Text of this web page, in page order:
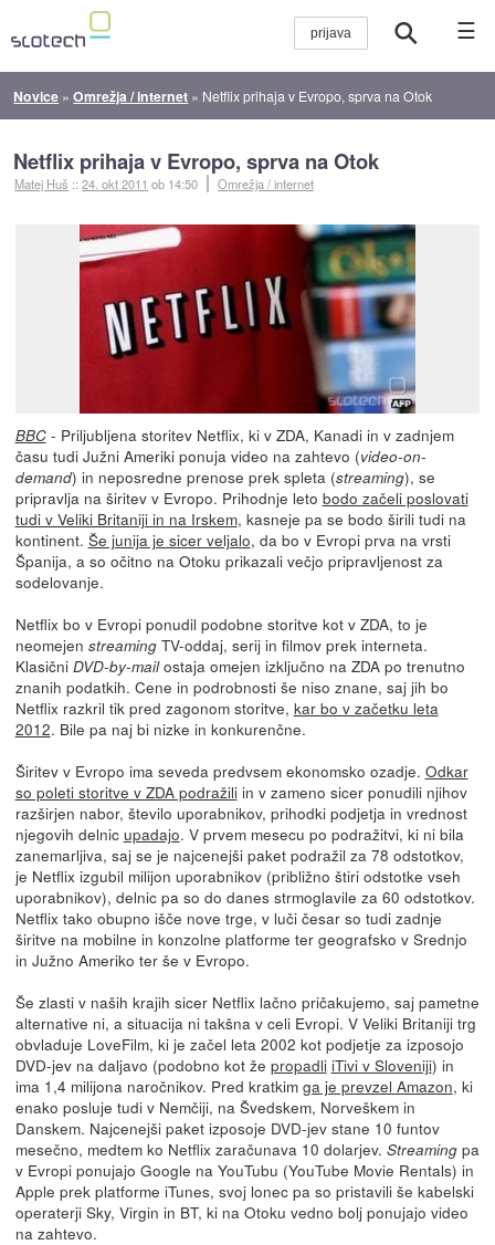
☰
Novice »Omrežja / internet » Netflix prihaja v Evropo, sprva na Otok
Netflix prihaja v Evropo, sprva na Otok
Matej Huš ::24. okt 2011 ob 14:50 Omrežja / internet
BBC- Priljubljena storitev Netflix, ki v ZDA, Kanadi in v zadnjem
času tudi Južni Ameriki ponuja video na zahtevo (video-on-
demand) in neposredne prenose prek spleta (streaming), se
pripravlja na širitev v Evropo. Prihodnje leto bodo začeli poslovati
tudi v Veliki Britaniji in na Irskem, kasneje pa se bodo širili tudi na
kontinent. Še junija je sicer veljalo, da bo v Evropi prva na vrsti
Španija, a so očitno na Otoku prikazali večjo pripravljenost za
sodelovanje.
Netflix bo v Evropi ponudil podobne storitve kot v ZDA, to je
neomejen streamingTV-oddaj, serij in filmov prek interneta.
Klasični DVD-by-mailostaja omejen izključno na ZDA po trenutno
znanih podatkih. Cene in podrobnosti še niso znane, saj jih bo
Netflix razkril tik pred zagonom storitve, kar bo v začetku leta
2012. Bile pa naj bi nizke in konkurenčne.
Širitev v Evropo ima seveda predvsem ekonomsko ozadje. Odkar
so poleti storitve v ZDA podražiliin v zameno sicer ponudili njihov
razširjen nabor, število uporabnikov, prihodki podjetja in vrednost
njegovih delnic upadajo. V prvem mesecu po podražitvi, ki ni bila
zanemarljiva, saj se je najcenejši paket podražil za 78 odstotkov,
je Netflix izgubil milijon uporabnikov (približno štiri odstotke vseh
uporabnikov), delnic pa so do danes strmoglavile za 60 odstotkov.
Netflix tako obupno išče nove trge, v luči česar so tudi zadnje
širitve na mobilne in konzolne platforme ter geografsko v Srednjo
in Južno Ameriko ter še v Evropo.
Še zlasti v naših krajih sicer Netflix lačno pričakujemo, saj pametne
alternative ni, a situacija ni takšna v celi Evropi. V Veliki Britaniji trg
obvladuje LoveFilm, ki je začel leta 2002 kot podjetje za izposojo
DVD-jev na daljavo (podobno kot že propadli iTivi v Sloveniji) in
ima 1,4 milijona naročnikov. Pred kratkim ga je prevzel Amazon, ki
enako posluje tudi v Nemčiji, na Švedskem, Norveškem in
Danskem. Najcenejši paket izposoje DVD-jev stane 10 funtov
mesečno, medtem ko Netflix zaračunava 10 dolarjev. Streamingpa
v Evropi ponujajo Google na YouTubu (YouTube Movie Rentals) in
Apple prek platforme iTunes, svoj lonec pa so pristavili še kabelski
operaterji Sky, Virgin in BT, ki na Otoku vedno bolj ponujajo video
na zahtevo.